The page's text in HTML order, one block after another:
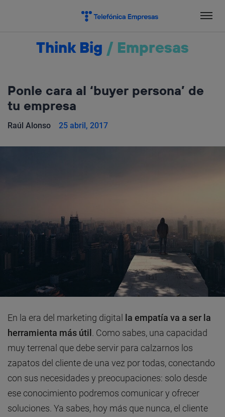
Think Big / Empresas
Ponle cara al ‘buyer persona’ de
tu empresa
Raúl Alonso 25 abril, 2017
En la era del marketing digital la empatía va a ser la
herramienta más útil . Como sabes, una capacidad
muy terrenal que debe servir para calzarnos los
zapatos del cliente de una vez por todas, conectando
con sus necesidades y preocupaciones: solo desde
ese conocimiento podremos comunicar y ofrecer
soluciones. Ya sabes, hoy más que nunca, el cliente